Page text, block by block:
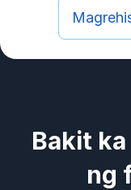
Bakit
ng